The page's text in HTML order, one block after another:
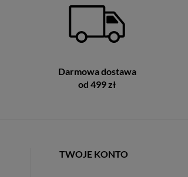
Darmowa dostawa
od 499 zł
TWOJE KONTO